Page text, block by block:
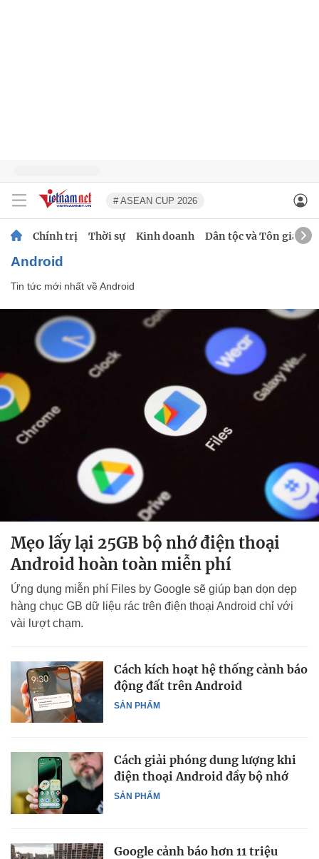
# ASEAN CUP 2026
Chính trị Thời sự Kinh doanh Dân tộc và Tôn giáo
Android
Tin tức mới nhất vềAndroid
Mẹo lấy lại 25GB bộ nhớ điện thoại
Android hoàn toàn miễn phí
Ứng dụng miễn phí Files by Google sẽ giúp bạn dọn dẹp
hàng chục GB dữ liệu rác trên điện thoại Android chỉ với
vài lượt chạm.
SẢN PHẨM
Cách kích hoạt hệ thống cảnh báo
động đất trên Android
SẢN PHẨM
Cách giải phóng dung lượng khi
điện thoại Android đầy bộ nhớ
Google cảnh báo hơn 11 triệu